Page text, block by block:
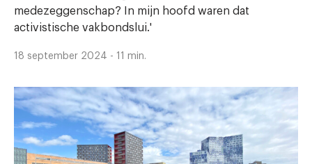
medezeggenschap? In mijn hoofd waren dat
activistische vakbondslui.'
18 september 2024 - 11 min.